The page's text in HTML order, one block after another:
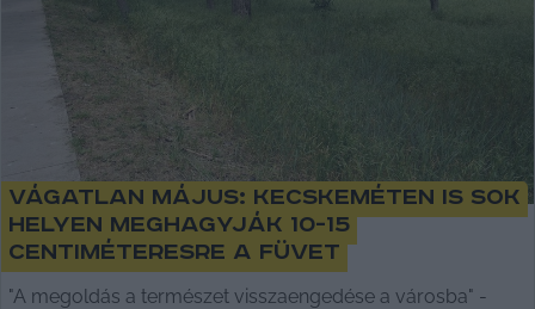
Vágatlan május: Kecskeméten is sok
helyen meghagyják 10-15
centiméteresre a füvet
"A megoldás a természet visszaengedése a városba" -